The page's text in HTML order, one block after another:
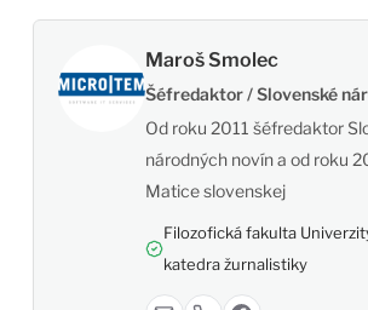
Maroš Smolec
Šéfredaktor / Slovenské
Od roku 2011 šéfredaktor
národných novín a od roku
Matice slovenskej
Filozofická fakulta
katedra žurnalistiky